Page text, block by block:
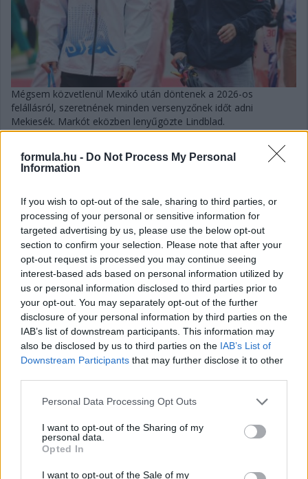
formula.hu - Do Not Process My Personal
Information
If you wish to opt-out of the sale, sharing to third parties, or
processing of your personal or sensitive information for
targeted advertising by us, please use the below opt-out
section to confirm your selection. Please note that after your
opt-out request is processed you may continue seeing
interest-based ads based on personal information utilized by
us or personal information disclosed to third parties prior to
your opt-out. You may separately opt-out of the further
disclosure of your personal information by third parties on the
IAB’s list of downstream participants. This information may
also be disclosed by us to third parties on the IAB’s List of
Downstream Participants that may further disclose it to other
Please note that this website/app uses one or more Google
not limited to your visit or usage behaviour. You may click to
grant or deny consent to Google and its third-party tags to
use your data for below specified purposes in below Google
consent section.
Personal Data Processing Opt Outs
I want to opt-out of the Sharing of my
personal data.
Opted In
I want to opt-out of the Sale of my
Mégsem közvetlenül Mexikó után döntenek a 2026-os
felállásról, szeretnének minden versenyzőnek időt adni
Mekiesék. Markót eközben lenyűgözte Lindblad.
Elnézést kért a fontos döntésre váró Tsunoda
Túltette magát az Austinban történteken Yuki Tsunoda és Liam
Lawson. Előbbi – akinek hamarosan eldőlhet a sorsa a Red
Bullnál – bocsánatot is kért a VCARB-tól.
részletek